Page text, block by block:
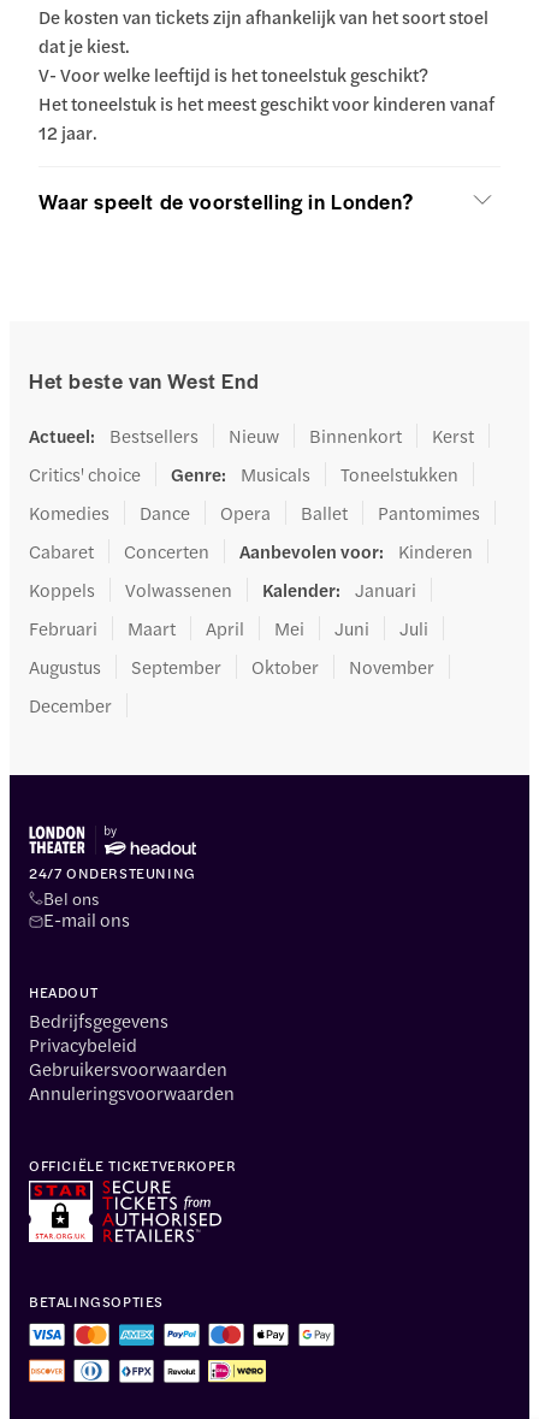
De kosten van tickets zijn afhankelijk van het soort stoel
dat je kiest.
V- Voor welke leeftijd is het toneelstuk geschikt?
Het toneelstuk is het meest geschikt voor kinderen vanaf
12 jaar.
Waar speelt de voorstelling in Londen?
Het beste van West End
Actueel: Bestsellers Nieuw Binnenkort
Kerst
Critics' choice
Genre: Musicals
Toneelstukken
Komedies
Dance Opera Ballet
Pantomimes
Cabaret
Concerten Aanbevolen voor:
Kinderen
Koppels
Volwassenen Kalender:
Januari
Februari
Maart April Mei Juni
Juli
Augustus
September Oktober
November
December
24/7 ONDERSTEUNING
Bel ons
E-mail ons
HEADOUT
Bedrijfsgegevens
Privacybeleid
Gebruikersvoorwaarden
Annuleringsvoorwaarden
BETALINGSOPTIES
OFFICIËLE TICKETVERKOPER